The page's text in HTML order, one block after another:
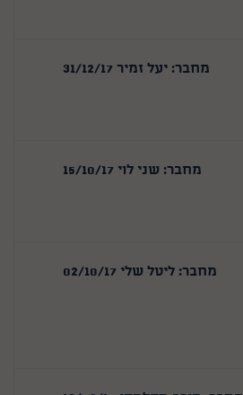
מחבר: יעל זמיר 31/12/17
מחבר: שני לוי 15/10/17
מחבר: ליטל שלי 02/10/17